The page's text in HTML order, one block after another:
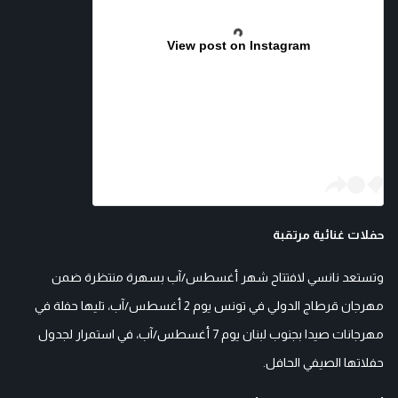
View post on Instagram
حفلات غنائية مرتقبة
وتستعد نانسي لافتتاح شهر أغسطس/آب بسهرة منتظرة ضمن
مهرجان قرطاج الدولي في تونس يوم 2 أغسطس/آب، تليها حفلة في
مهرجانات صيدا بجنوب لبنان يوم 7 أغسطس/آب، في استمرار لجدول
حفلاتها الصيفي الحافل.